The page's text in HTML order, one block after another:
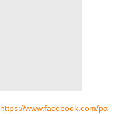
https://www.facebook.com/pa